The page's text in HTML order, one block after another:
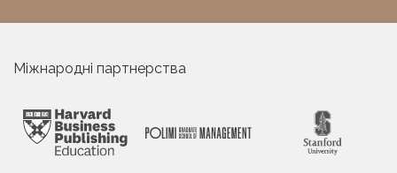
Міжнародні партнерства